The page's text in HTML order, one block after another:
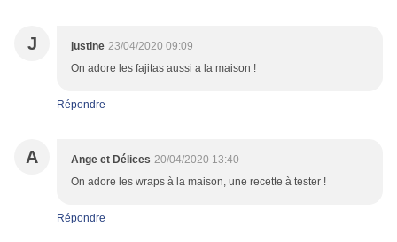
J justine 23/04/2020 09:09
On adore les fajitas aussi a la maison !
Répondre
A Ange et Délices 20/04/2020 13:40
On adore les wraps à la maison, une recette à tester !
Répondre